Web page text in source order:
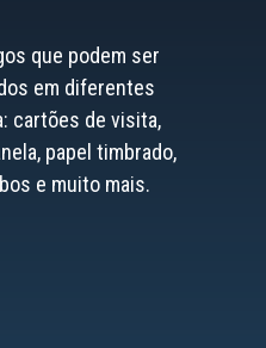
que podem ser
em diferentes
cartões de visita,
papel timbrado,
e muito mais.